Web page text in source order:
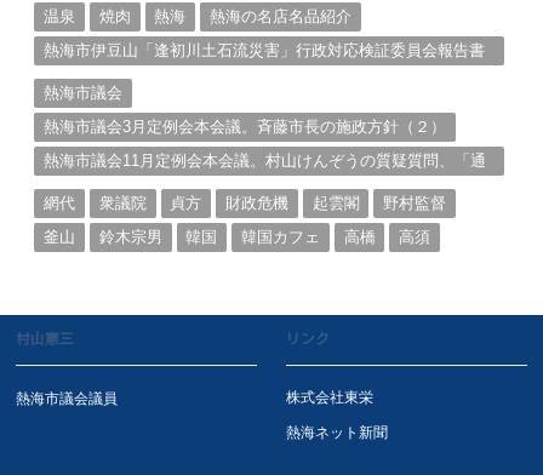
温泉
焼肉 熱海
熱海の名店名品紹介
熱海市伊豆山「逢初川土石流災害」行政対応検証委員会報告書
熱海市議会
熱海市議会3月定例会本会議。斉藤市長の施政方針（２）
熱海市議会11月定例会本会議。村山けんぞうの質疑質問、「通
網代
衆議院 貞方 財政危機 起雲閣
野村監督
釜山
鈴木宗男 韓国 韓国カフェ 高橋 高須
村山憲三
熱海市議会議員
リンク
株式会社東栄
熱海ネット新聞